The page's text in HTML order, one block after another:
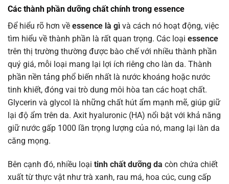
Các thành phần dưỡng chất chính trong essence
Để hiểu rõ hơn về essence là gì và cách nó hoạt động, việc
tìm hiểu về thành phần là rất quan trọng. Các loại essence
trên thị trường thường được bào chế với nhiều thành phần
quý giá, mỗi loại mang lại lợi ích riêng cho làn da. Thành
phần nền tảng phổ biến nhất là nước khoáng hoặc nước
tinh khiết, đóng vai trò dung môi hòa tan các hoạt chất.
Glycerin và glycol là những chất hút ẩm mạnh mẽ, giúp giữ
lại độ ẩm trên da. Axit hyaluronic (HA) nổi bật với khả năng
giữ nước gấp 1000 lần trọng lượng của nó, mang lại làn da
căng mọng.
Bên cạnh đó, nhiều loại tinh chất dưỡng da còn chứa chiết
xuất từ thực vật như trà xanh, rau má, hoa cúc, cung cấp